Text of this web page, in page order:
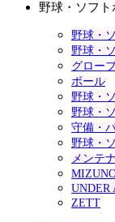
野球・ソフト
野球・
野球・
グロー
ボール
野球・
野球・
守備・
野球・
メンテ
UNDER
ZETT